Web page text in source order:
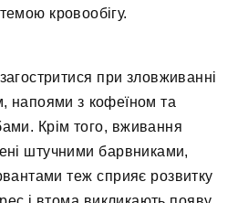
кровообігу.
при зловживанні
напоями з кофеїном та
Крім того, вживання
штучними барвниками,
теж сприяє розвитку